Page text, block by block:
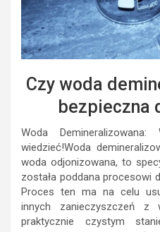
Czy woda
bezpieczna
Woda
wiedzieć!Woda
woda odjonizowana, to
została poddana procesowi
Proces ten ma na celu
innych zanieczyszczeń z
praktycznie czystym